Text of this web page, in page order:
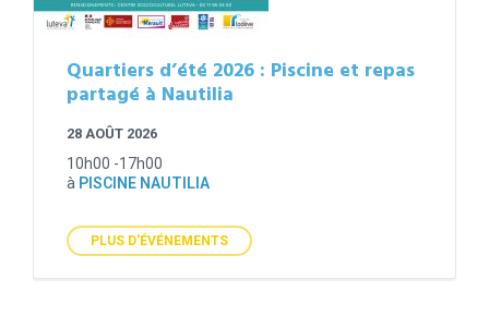
Quartiers d’été 2026 : Piscine et repas
partagé à Nautilia
28 AOÛT 2026
10h00 -17h00
à PISCINE NAUTILIA
PLUS D'ÉVÉNEMENTS